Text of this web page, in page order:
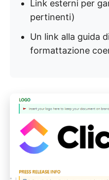
Link esterni per
pertinenti)
Un link alla guida
formattazione